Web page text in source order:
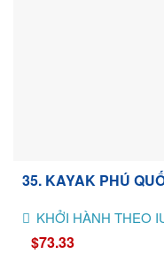
35. KAYAK PHÚ
KHỞI HÀNH THEO
$73.33